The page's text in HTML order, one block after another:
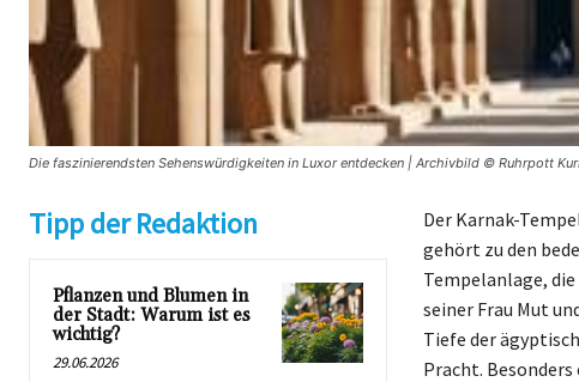
Die faszinierendsten Sehenswürdigkeiten in Luxor entdecken | Archivbild © Ruhrpott
Tipp der Redaktion
Pflanzen und Blumen in
der Stadt: Warum ist es
wichtig?
29.06.2026
Der Karnak-
gehört zu den
Tempelanlage,
seiner Frau Mut
Tiefe der
Pracht.